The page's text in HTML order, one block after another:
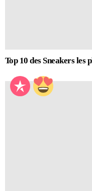
Top 10 des Sneakers les